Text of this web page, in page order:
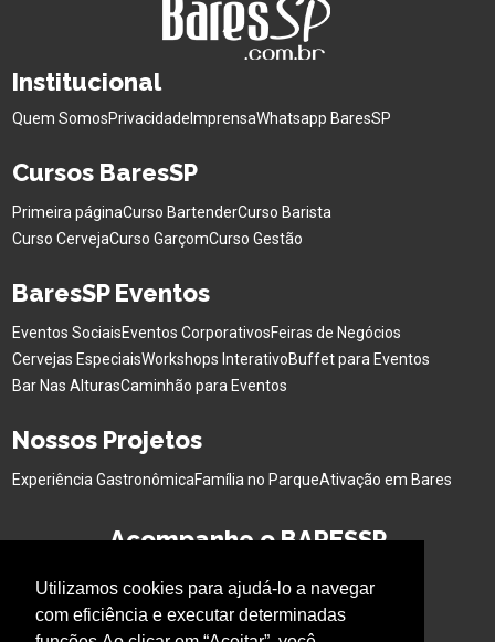
Utilizamos cookies para ajudá-lo a navegar
com eficiência e executar determinadas
Institucional
Quem SomosPrivacidade ImprensaWhatsapp BaresSP
Cursos BaresSP
Primeira páginaCurso BartenderCurso Barista
Curso CervejaCurso GarçomCurso Gestão
BaresSP Eventos
Eventos SociaisEventos CorporativosFeiras de Negócios
Cervejas EspeciaisWorkshops InterativoBuffet para Eventos
Bar Nas AlturasCaminhão para Eventos
Nossos Projetos
Experiência GastronômicaFamília no ParqueAtivação em Bares
Acompanhe o BARESSP